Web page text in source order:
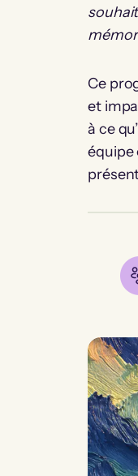
Ce
et
à ce
équipe